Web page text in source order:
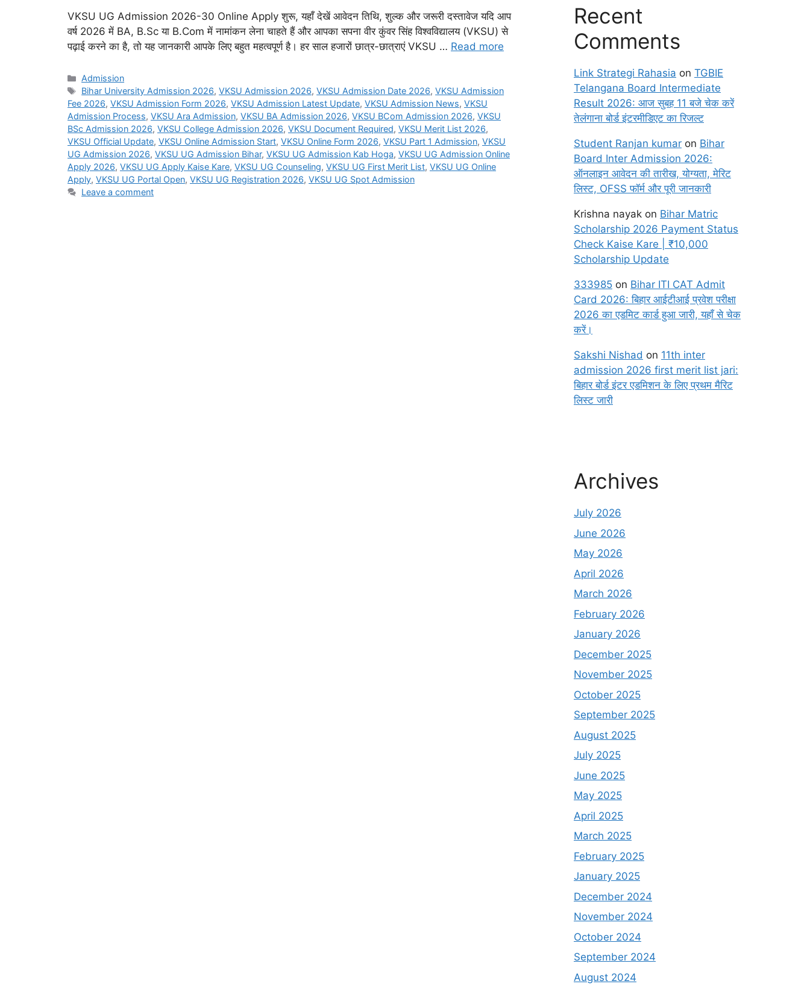
VKSU UG Admission 2026-30 Online Apply शुरू, यहाँ देखें आवेदन तिथि, शुल्क और जरूरी दस्तावेज यदि आप
वर्ष 2026 में BA, B.Sc या B.Com में नामांकन लेना चाहते हैं और आपका सपना वीर कुंवर सिंह विश्वविद्यालय (VKSU) से
पढ़ाई करने का है, तो यह जानकारी आपके लिए बहुत महत्वपूर्ण है। हर साल हजारों छात्र-छात्राएं VKSU … Read more
Categories
Admission
Tags
Bihar University Admission 2026,VKSU Admission 2026,VKSU Admission Date 2026,VKSU Admission
Fee 2026, VKSU Admission Form 2026, VKSU Admission Latest Update, VKSU Admission News, VKSU
Admission Process, VKSU Ara Admission, VKSU BA Admission 2026, VKSU BCom Admission 2026, VKSU
BSc Admission 2026, VKSU College Admission 2026, VKSU Document Required, VKSU Merit List 2026,
VKSU Official Update, VKSU Online Admission Start, VKSU Online Form 2026, VKSU Part 1 Admission, VKSU
UG Admission 2026, VKSU UG Admission Bihar, VKSU UG Admission Kab Hoga, VKSU UG Admission Online
Apply 2026, VKSU UG Apply Kaise Kare, VKSU UG Counseling, VKSU UG First Merit List, VKSU UG Online
Apply, VKSU UG Portal Open, VKSU UG Registration 2026, VKSU UG Spot Admission
Leave a comment
Recent
Comments
Link Strategi Rahasia on TGBIE
Telangana Board Intermediate
Result 2026: आज सुबह 11 बजे चेक करें
तेलंगाना बोर्ड इंटरमीडिएट का रिजल्ट
Student Ranjan kumar on Bihar
Board Inter Admission 2026:
ऑनलाइन आवेदन की तारीख, योग्यता, मेरिट
लिस्ट, OFSS फॉर्म और पूरी जानकारी
Krishna nayak on Bihar Matric
Scholarship 2026 Payment Status
Check Kaise Kare | ₹10,000
Scholarship Update
333985 on Bihar ITI CAT Admit
Card 2026: बिहार आईटीआई प्रवेश परीक्षा
2026 का एडमिट कार्ड हुआ जारी, यहाँ से चेक
करें।
Sakshi Nishad on 11th inter
admission 2026 first merit list jari:
बिहार बोर्ड इंटर एडमिशन के लिए प्रथम मैरिट
लिस्ट जारी
Archives
July 2026
June 2026
May 2026
April 2026
March 2026
February 2026
January 2026
December 2025
November 2025
October 2025
September 2025
August 2025
July 2025
June 2025
May 2025
April 2025
March 2025
February 2025
January 2025
December 2024
November 2024
October 2024
September 2024
August 2024